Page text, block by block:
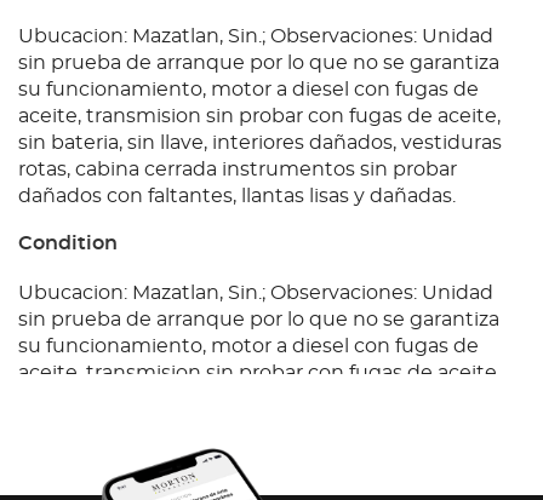
Ubucacion: Mazatlan, Sin.; Observaciones: Unidad
sin prueba de arranque por lo que no se garantiza
su funcionamiento, motor a diesel con fugas de
aceite, transmision sin probar con fugas de aceite,
sin bateria, sin llave, interiores dañados, vestiduras
rotas, cabina cerrada instrumentos sin probar
dañados con faltantes, llantas lisas y dañadas.
Condition
Ubucacion: Mazatlan, Sin.; Observaciones: Unidad
sin prueba de arranque por lo que no se garantiza
su funcionamiento, motor a diesel con fugas de
aceite, transmision sin probar con fugas de aceite,
dañados con faltantes, llantas lisas y dañadas.